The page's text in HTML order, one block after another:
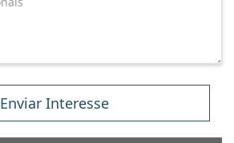
Enviar Interesse